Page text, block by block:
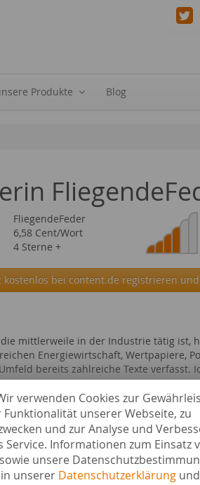
verwenden Cookies zur
Funktionalität unserer Webseite, zu
und zur Analyse und
Service. Informationen zum Einsatz
unsere
unserer Datenschutzerklärung
Produkte Blog
FliegendeFeder
6,58 Cent/Wort
4 Sterne +
kostenlos bei content.de registrieren
mittlerweile in der Industrie tätig ist,
Energiewirtschaft, Wertpapiere,
bereits zahlreiche Texte verfasst.
WePa, etc.)